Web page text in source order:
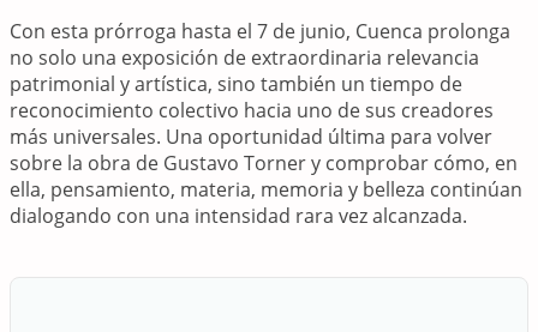
Con esta prórroga hasta el 7 de junio, Cuenca prolonga
no solo una exposición de extraordinaria relevancia
patrimonial y artística, sino también un tiempo de
reconocimiento colectivo hacia uno de sus creadores
más universales. Una oportunidad última para volver
sobre la obra de Gustavo Torner y comprobar cómo, en
ella, pensamiento, materia, memoria y belleza continúan
dialogando con una intensidad rara vez alcanzada.